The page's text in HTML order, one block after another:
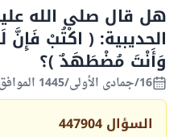
هل قال صلى الله
الحديبية: ( اكْتُبْ
وَأَنْتَ ‌مُضْطَهَدٌ )؟
16/جمادى الأولى/1445 الموافق 30/نوفمبر/2023
السؤال 447904